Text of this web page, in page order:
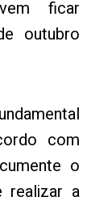
ficar
outubro
com
o
realizar a